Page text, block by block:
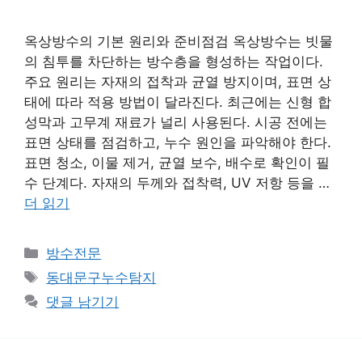
옥상방수의 기본 원리와 준비점검 옥상방수는 빗물
의 침투를 차단하는 방수층을 형성하는 작업이다.
주요 원리는 자재의 접착과 균열 방지이며, 표면 상
태에 따라 적용 방법이 달라진다. 최근에는 신형 합
성막과 고무계 재료가 널리 사용된다. 시공 전에는
표면 상태를 점검하고, 누수 원인을 파악해야 한다.
표면 청소, 이물 제거, 균열 보수, 배수로 확인이 필
수 단계다. 자재의 두께와 접착력, UV 저항 등을 …
더 읽기
카
테
고
리
방수전문
태
그
동대문구누수탐지
댓글 남기기